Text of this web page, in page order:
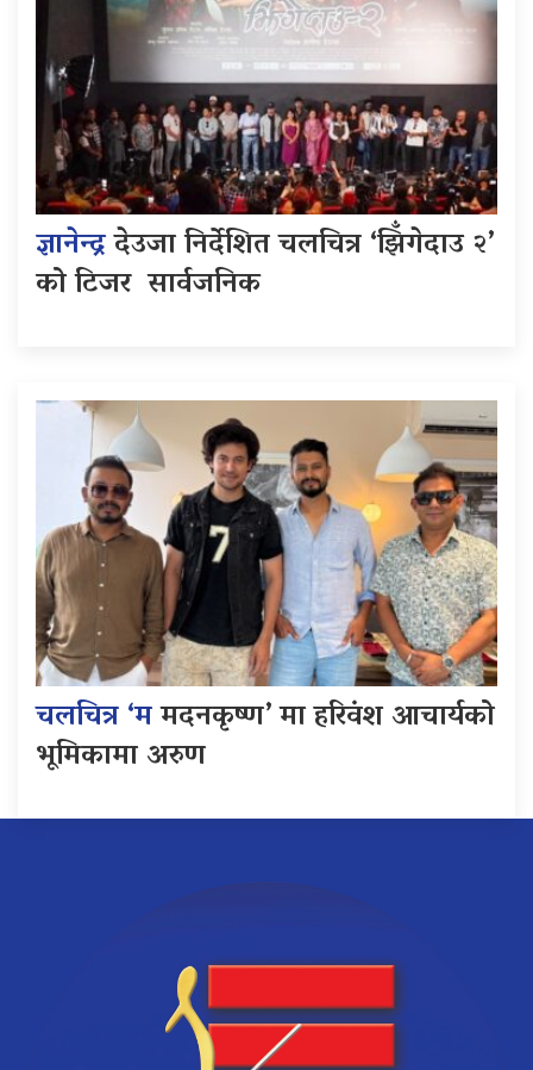
ज्ञानेन्द्रदेउजा निर्देशित चलचित्र ‘झिँगेदाउ २’
को टिजर सार्वजनिक
चलचित्र ‘ममदनकृष्ण’ मा हरिवंश आचार्यको
भूमिकामा अरुण